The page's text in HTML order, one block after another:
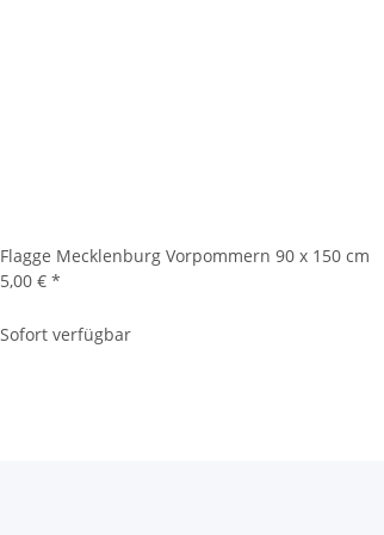
Flagge Mecklenburg Vorpommern 90 x 150 cm
5,00 € *
Sofort verfügbar